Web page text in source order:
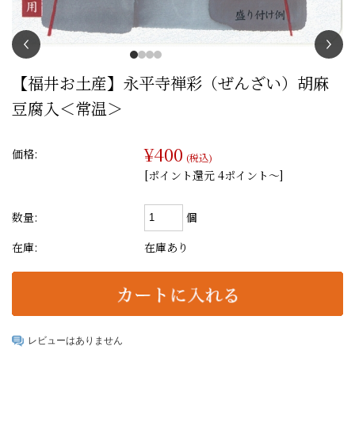
【福井お土産】永平寺禅彩（ぜんざい）胡麻
豆腐入＜常温＞
価格: ¥400 (税込)
[ポイント還元 4ポイント〜]
数量:
個
在庫:
在庫あり
レビューはありません